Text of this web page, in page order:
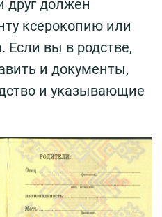
друг должен
ксерокопию или
Если вы в родстве,
и документы,
и указывающие